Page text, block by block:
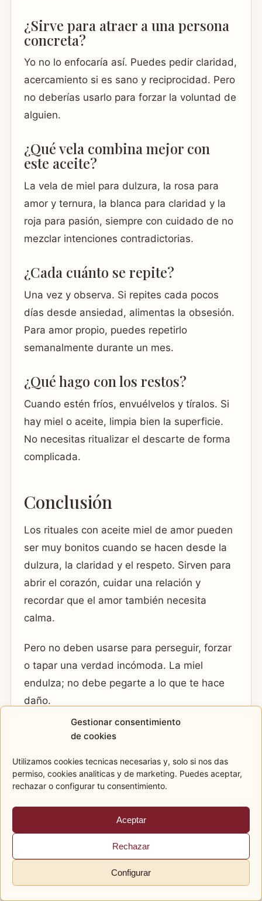
Gestionar consentimiento
de cookies
Utilizamos cookies tecnicas necesarias y, solo si nos das
permiso, cookies analiticas y de marketing. Puedes aceptar,
rechazar o configurar tu consentimiento.
Aceptar
Rechazar
Configurar
¿Sirve para atraer a una persona
concreta?
Yo no lo enfocaría así. Puedes pedir claridad,
acercamiento si es sano y reciprocidad. Pero
no deberías usarlo para forzar la voluntad de
alguien.
¿Qué vela combina mejor con
este aceite?
La vela de miel para dulzura, la rosa para
amor y ternura, la blanca para claridad y la
roja para pasión, siempre con cuidado de no
mezclar intenciones contradictorias.
¿Cada cuánto se repite?
Una vez y observa. Si repites cada pocos
días desde ansiedad, alimentas la obsesión.
Para amor propio, puedes repetirlo
semanalmente durante un mes.
¿Qué hago con los restos?
Cuando estén fríos, envuélvelos y tíralos. Si
hay miel o aceite, limpia bien la superficie.
No necesitas ritualizar el descarte de forma
complicada.
Conclusión
Los rituales con aceite miel de amor pueden
ser muy bonitos cuando se hacen desde la
dulzura, la claridad y el respeto. Sirven para
abrir el corazón, cuidar una relación y
recordar que el amor también necesita
calma.
Pero no deben usarse para perseguir, forzar
o tapar una verdad incómoda. La miel
endulza; no debe pegarte a lo que te hace
daño.
Para mí, el mejor ritual de amor es el que te
disponible para un vínculo que también te
elija.
Elige con calma y con una